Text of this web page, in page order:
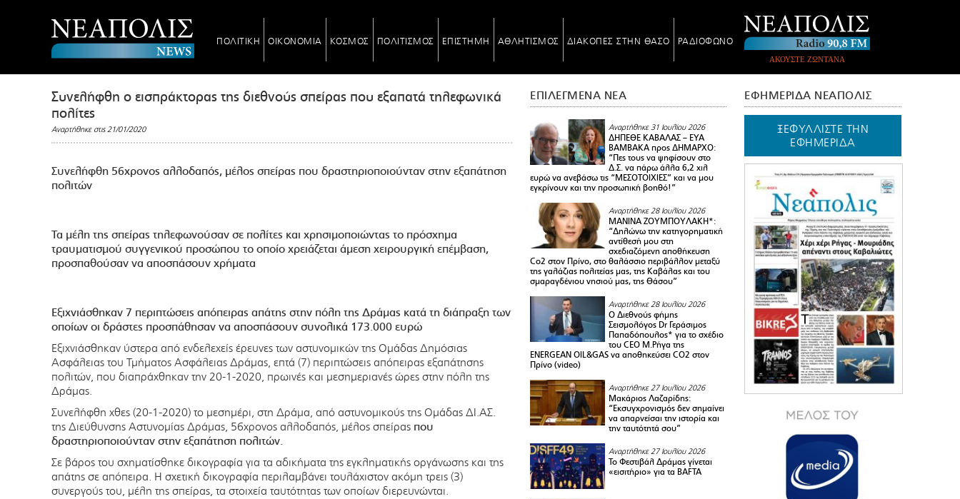
ΠΟΛΙΤΙΚΗ ΟΙΚΟΝΟΜΙΑ ΚΟΣΜΟΣ ΠΟΛΙΤΙΣΜΟΣ ΕΠΙΣΤΗΜΗ ΑΘΛΗΤΙΣΜΟΣ ΔΙΑΚΟΠΕΣ ΣΤΗΝ ΘΑΣΟ ΡΑΔΙΟΦΩΝΟ
ΑΚΟΥΣΤΕ ΖΩΝΤΑΝΑ
Συνελήφθη ο εισπράκτορας της διεθνούς σπείρας που εξαπατά τηλεφωνικά
πολίτες
Αναρτήθηκε στις 21/01/2020
Συνελήφθη 56χρονος αλλοδαπός, μέλος σπείρας που δραστηριοποιούνταν στην εξαπάτηση
πολιτών
Τα μέλη της σπείρας τηλεφωνούσαν σε πολίτες και χρησιμοποιώντας το πρόσχημα
τραυματισμού συγγενικού προσώπου το οποίο χρειάζεται άμεση χειρουργική επέμβαση,
προσπαθούσαν να αποσπάσουν χρήματα
Εξιχνιάσθηκαν 7 περιπτώσεις απόπειρας απάτης στην πόλη της Δράμας κατά τη διάπραξη των
οποίων οι δράστες προσπάθησαν να αποσπάσουν συνολικά 173.000 ευρώ
Εξιχνιάσθηκαν ύστερα από ενδελεχείς έρευνες των αστυνομικών της Ομάδας Δημόσιας
Ασφάλειας του Τμήματος Ασφάλειας Δράμας, επτά (7) περιπτώσεις απόπειρας εξαπάτησης
πολιτών, που διαπράχθηκαν την 20-1-2020, πρωινές και μεσημεριανές ώρες στην πόλη της
Δράμας.
Συνελήφθη χθες (20-1-2020) το μεσημέρι, στη Δράμα, από αστυνομικούς της Ομάδας ΔΙ.ΑΣ.
της Διεύθυνσης Αστυνομίας Δράμας, 56χρονος αλλοδαπός, μέλος σπείρας που
δραστηριοποιούνταν στην εξαπάτηση πολιτών.
Σε βάρος του σχηματίσθηκε δικογραφία για τα αδικήματα της εγκληματικής οργάνωσης και της
απάτης σε απόπειρα. Η σχετική δικογραφία περιλαμβάνει τουλάχιστον ακόμη τρεις (3)
συνεργούς του, μέλη της σπείρας, τα στοιχεία ταυτότητας των οποίων διερευνώνται.
ΕΠΙΛΕΓΜΕΝΑ ΝΕΑ
Αναρτήθηκε 31 Ιουλίου 2026
ΔΗΠΕΘΕ ΚΑΒΑΛΑΣ – ΕΥΑ
ΒΑΜΒΑΚΑ προς ΔΗΜΑΡΧΟ:
“Πες τους να ψηφίσουν στο
Δ.Σ. να πάρω άλλα 6,2 χιλ
ευρώ να ανεβάσω τις “ΜΕΣΟΤΟΙΧΙΕΣ” και να μου
εγκρίνουν και την προσωπική βοηθό!”
Αναρτήθηκε 28 Ιουλίου 2026
ΜΑΝΙΝΑ ΖΟΥΜΠΟΥΛΑΚΗ*:
“Δηλώνω την κατηγορηματική
αντίθεσή μου στη
σχεδιαζόμενη αποθήκευση
Co2 στον Πρίνο, στο θαλάσσιο περιβάλλον μεταξύ
της γαλάζιας πολιτείας μας, της Καβάλας και του
σμαραγδένιου νησιού μας, της Θάσου”
Αναρτήθηκε 28 Ιουλίου 2026
Ο Διεθνούς φήμης
Σεισμολόγος Dr Γεράσιμος
Παπαδόπουλος* για το σχέδιο
του CEO M.Ρήγα της
ENERGEAN OIL&GAS να αποθηκεύσει CO2 στον
Πρίνο (video)
Αναρτήθηκε 27 Ιουλίου 2026
Μακάριος Λαζαρίδης:
“Εκσυγχρονισμός δεν σημαίνει
να απαρνείσαι την ιστορία και
την ταυτότητά σου”
Αναρτήθηκε 27 Ιουλίου 2026
Το Φεστιβάλ Δράμας γίνεται
«εισιτήριο» για τα BAFTA
ΕΦΗΜΕΡΙΔΑ ΝΕΑΠΟΛΙΣ
ΞΕΦΥΛΛΙΣΤΕ ΤΗΝ
ΕΦΗΜΕΡΙΔΑ